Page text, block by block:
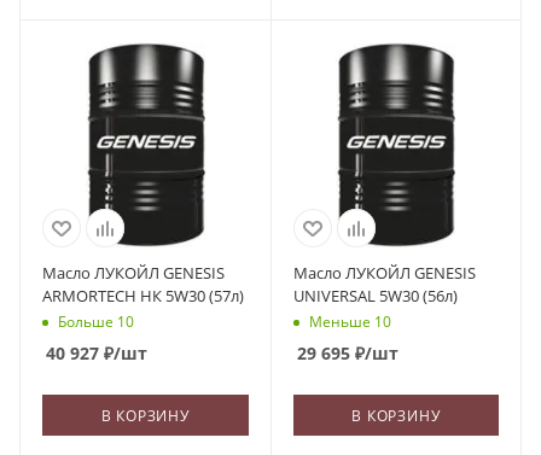
Масло ЛУКОЙЛ GENESIS
ARMORTECH НК 5W30 (57л)
Больше 10
40 927 ₽/шт
В КОРЗИНУ
Масло ЛУКОЙЛ GENESIS
UNIVERSAL 5W30 (56л)
Меньше 10
29 695₽/шт
В КОРЗИНУ